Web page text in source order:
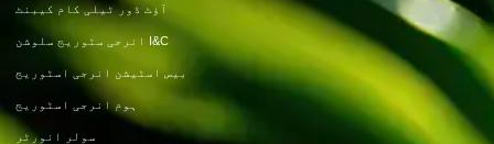
آؤٹ ڈور ٹیلی کام کیبنٹ
I&C انرجی سٹوریج سلوشن
بیس اسٹیشن انرجی اسٹوریج
ہوم انرجی اسٹوریج
سولر انورٹر